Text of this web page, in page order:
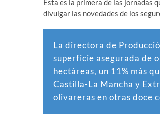
Esta es la primera de las jornadas
divulgar las novedades de los
La directora de
superficie asegurada de
hectáreas, un 11% más
Castilla-La Mancha y
olivareras en otras doce